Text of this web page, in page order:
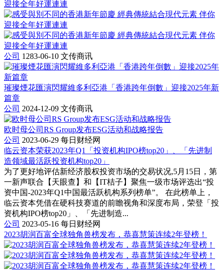
公司 1283-06-10 文传商讯
璀璨煙花匯演閃耀維多利亞港「香港跨年倒數」迎接2025年新
篇章
公司 2024-12-09 文传商讯
欧时母公司RS Group发布ESG活动和战略报告
公司 2023-06-29 每日财经网
临云资本荣获2023年Q1「投资机构IPO榜top20」、「先进制
造领域最活跃投资机构top20」
为了更好地评估新经济股权投资市场的交易状况,5月15日，第
一新声联合【天眼查】和【IT桔子】聚焦一级市场评选出“投
资中国-2023年Q1中国最活跃机构系列榜单”。 在此榜单上，
临云资本凭借在硬科技赛道的前瞻视角和深度布局，荣登「投
资机构IPO榜top20」、「先进制造...
公司 2023-05-16 每日财经网
2023胡润百富全球独角兽榜发布，恭喜慧策连续2年登榜！